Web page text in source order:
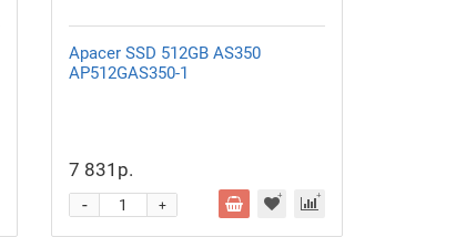
Apacer SSD 512GB AS350
AP512GAS350-1
7 831р.
+
-